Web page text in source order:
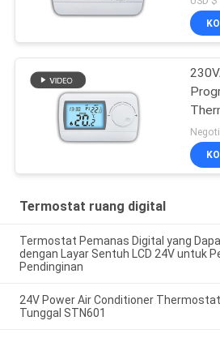
Termostat ruang digital
Termostat Pemanas Digital yang
dengan Layar Sentuh LCD 24V untuk
Pendinginan
24V Power Air Conditioner
Tunggal STN601